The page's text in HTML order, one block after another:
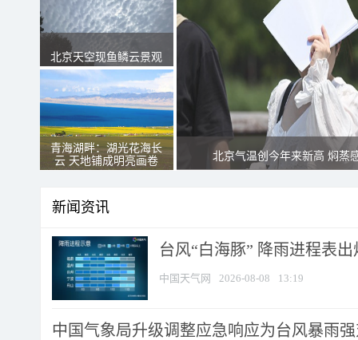
北京天空现鱼鳞云景观
青海湖畔：湖光花海长
云 天地铺成明亮画卷
北京气温创今年来新高 焖蒸
新闻资讯
台风“白海豚” 降雨进程表
中国天气网 2026-08-08 13:19
中国气象局升级调整应急响应为台风暴雨